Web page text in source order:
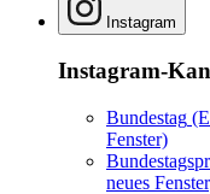
Instagram
Instagram-
Bundestag
Fenster)
neues